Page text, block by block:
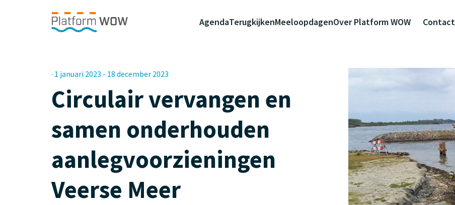
AgendaTerugkijkenMeeloopdagenOver Platform WOW Contact
· 1 januari 2023 - 18 december 2023
Circulair vervangen en
samen onderhouden
aanlegvoorzieningen
Veerse Meer